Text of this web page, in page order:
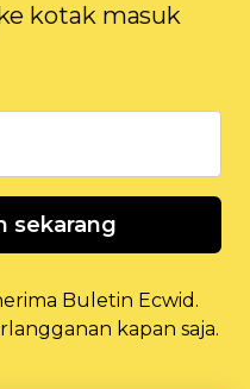
kotak masuk
sekarang
Buletin Ecwid.
kapan saja.